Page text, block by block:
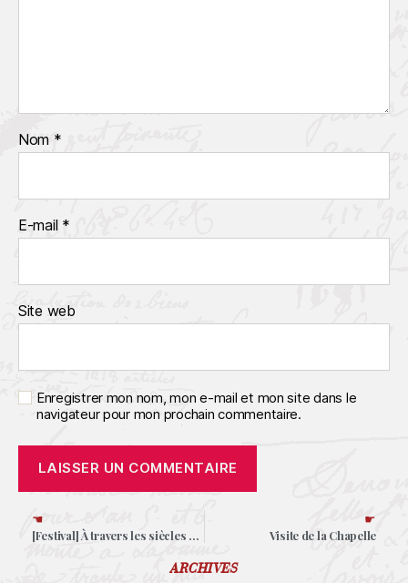
Nom *
E-mail *
Site web
Enregistrer mon nom, mon e-mail et mon site dans le
navigateur pour mon prochain commentaire.
☚
[Festival] À travers les siècles à Romorantin
☛
Visite de la Chapelle
ARCHIVES